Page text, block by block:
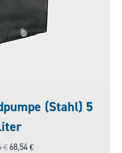
(Stahl) 5
€ Ursprünglicher
68,54€Aktueller